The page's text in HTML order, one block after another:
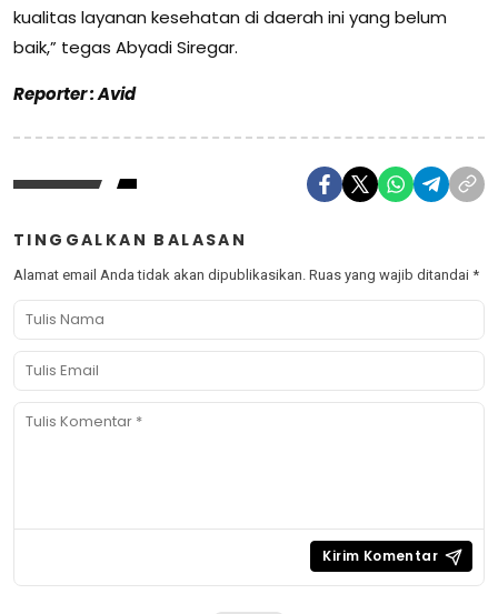
kualitas layanan kesehatan di daerah ini yang belum
baik,” tegas Abyadi Siregar.
Reporter : Avid
TINGGALKAN BALASAN
Alamat email Anda tidak akan dipublikasikan. Ruas yang wajib ditandai *